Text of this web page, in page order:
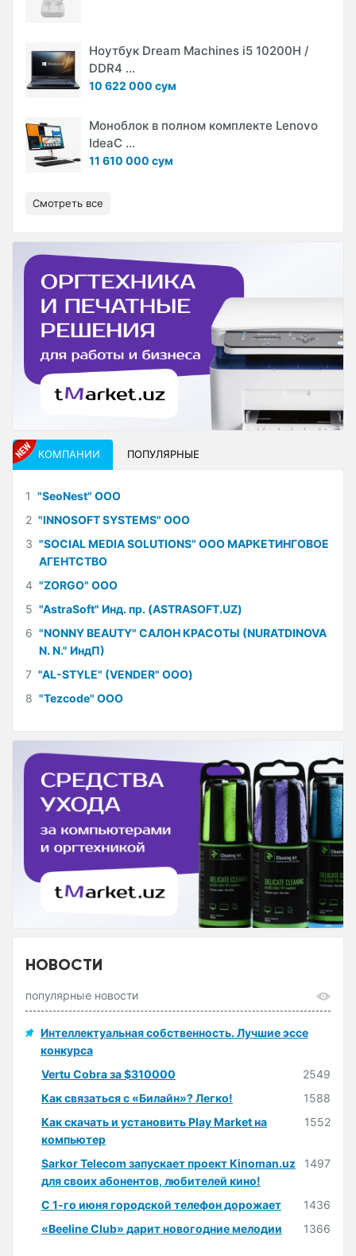
Ноутбук Dream Machines i5 10200H /
DDR4 ...
10 622 000 сум
Моноблок в полном комплекте Lenovo
IdeaC ...
11 610 000 сум
Смотреть все
КОМПАНИИ ПОПУЛЯРНЫЕ
1 "SeoNest" ООО
2 "INNOSOFT SYSTEMS" ООО
3 "SOCIAL MEDIA SOLUTIONS" ООО МАРКЕТИНГОВОЕ
АГЕНТСТВО
4 "ZORGO" ООО
5 "AstraSoft" Инд. пр. (ASTRASOFT.UZ)
6 "NONNY BEAUTY" САЛОН КРАСОТЫ (NURATDINOVA
N. N." ИндП)
7 "AL-STYLE" (VENDER" ООО)
8 "Tezcode" ООО
НОВОСТИ
популярные новости
Интеллектуальная собственность. Лучшие эссе
конкурса
Vertu Cobra за $310000
2549
Как связаться с «Билайн»? Легко!
1588
Как скачать и установить Play Market на
компьютер
1552
Sarkor Telecom запускает проект Kinoman.uz
для своих абонентов, любителей кино!
1497
С 1-го июня городской телефон дорожает
1436
«Beeline Club» дарит новогодние мелодии
1366